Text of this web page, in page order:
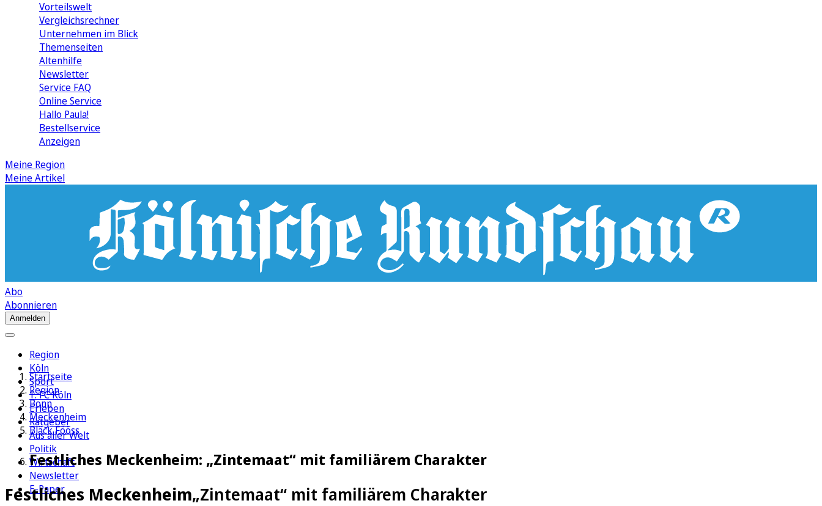
Vorteilswelt
Vergleichsrechner
Unternehmen im Blick
Themenseiten
Altenhilfe
Newsletter
Service FAQ
Online Service
Hallo Paula!
Bestellservice
Anzeigen
Meine Region
Meine Artikel
Abo
Abonnieren
Anmelden
Region
Köln
Sport
1. FC Köln
Erleben
Ratgeber
Aus aller Welt
Politik
Wirtschaft
Newsletter
E-Paper
Startseite
Region
Bonn
Meckenheim
Bläck Fööss
Festliches Meckenheim: „Zintemaat“ mit familiärem Charakter
Festliches Meckenheim„Zintemaat“ mit familiärem Charakter